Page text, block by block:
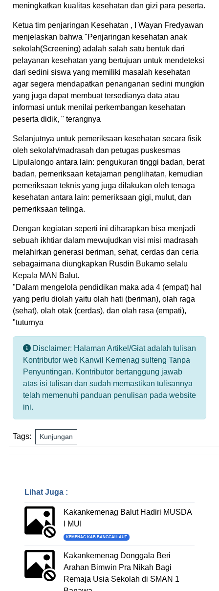
meningkatkan kualitas kesehatan dan gizi para peserta.
Ketua tim penjaringan Kesehatan , I Wayan Fredyawan
menjelaskan bahwa "Penjaringan kesehatan anak
sekolah(Screening) adalah salah satu bentuk dari
pelayanan kesehatan yang bertujuan untuk mendeteksi
dari sedini siswa yang memiliki masalah kesehatan
agar segera mendapatkan penanganan sedini mungkin
yang juga dapat membuat tersedianya data atau
informasi untuk menilai perkembangan kesehatan
peserta didik, " terangnya
Selanjutnya untuk pemeriksaan kesehatan secara fisik
oleh sekolah/madrasah dan petugas puskesmas
Lipulalongo antara lain: pengukuran tinggi badan, berat
badan, pemeriksaan ketajaman penglihatan, kemudian
pemeriksaan teknis yang juga dilakukan oleh tenaga
kesehatan antara lain: pemeriksaan gigi, mulut, dan
pemeriksaan telinga.
Dengan kegiatan seperti ini diharapkan bisa menjadi
sebuah ikhtiar dalam mewujudkan visi misi madrasah
melahirkan generasi beriman, sehat, cerdas dan ceria
sebagaimana diungkapkan Rusdin Bukamo selalu
Kepala MAN Balut.
"Dalam mengelola pendidikan maka ada 4 (empat) hal
yang perlu diolah yaitu olah hati (beriman), olah raga
(sehat), olah otak (cerdas), dan olah rasa (empati),
"tuturnya
Disclaimer: Halaman Artikel/Giat adalah tulisan
Kontributor web Kanwil Kemenag sulteng Tanpa
Penyuntingan. Kontributor bertanggung jawab
atas isi tulisan dan sudah memastikan tulisannya
telah memenuhi panduan penulisan pada website
ini.
Tags: Kunjungan
Lihat Juga :
Kakankemenag Balut Hadiri MUSDA
I MUI
KEMENAG KAB BANGGAI LAUT
Kakankemenag Donggala Beri
Arahan Bimwin Pra Nikah Bagi
Remaja Usia Sekolah di SMAN 1